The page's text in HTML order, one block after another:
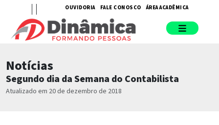
OUVIDORIA FALE CONOSCO ÁREA ACADÊMICA
Notícias
Segundo dia da Semana do Contabilista
Atualizado em 20 de dezembro de 2018